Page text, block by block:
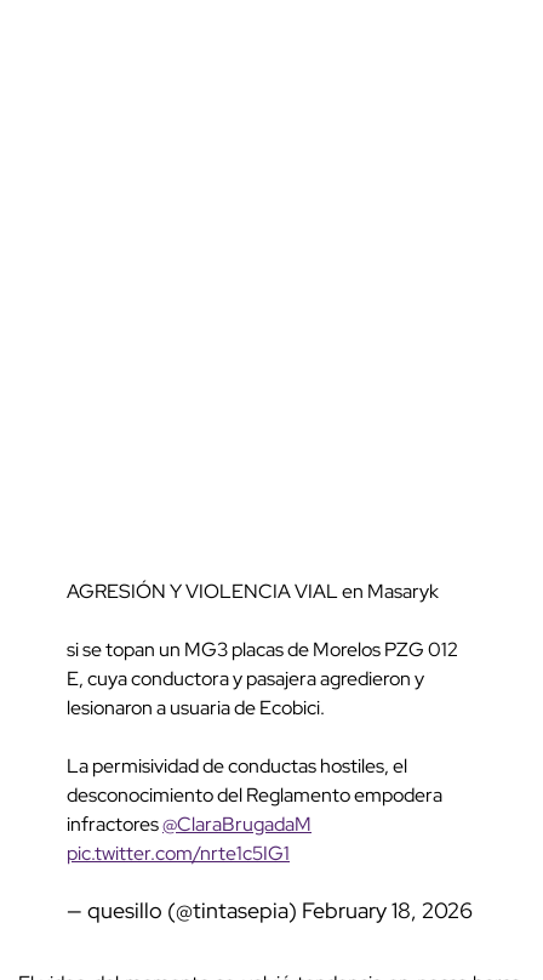
AGRESIÓN Y VIOLENCIA VIAL en Masaryk
si se topan un MG3 placas de Morelos PZG 012
E, cuya conductora y pasajera agredieron y
lesionaron a usuaria de Ecobici.
La permisividad de conductas hostiles, el
desconocimiento del Reglamento empodera
infractores@ClaraBrugadaM
pic.twitter.com/nrte1c5IG1
— quesillo (@tintasepia) February 18, 2026